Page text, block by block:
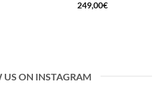
249,00€
US ON INSTAGRAM